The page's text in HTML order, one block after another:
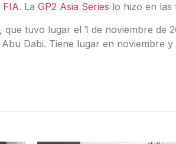
FIA. La GP2 Asia Series lo hizo en las
que tuvo lugar el 1 de noviembre de
Dabi. Tiene lugar en noviembre